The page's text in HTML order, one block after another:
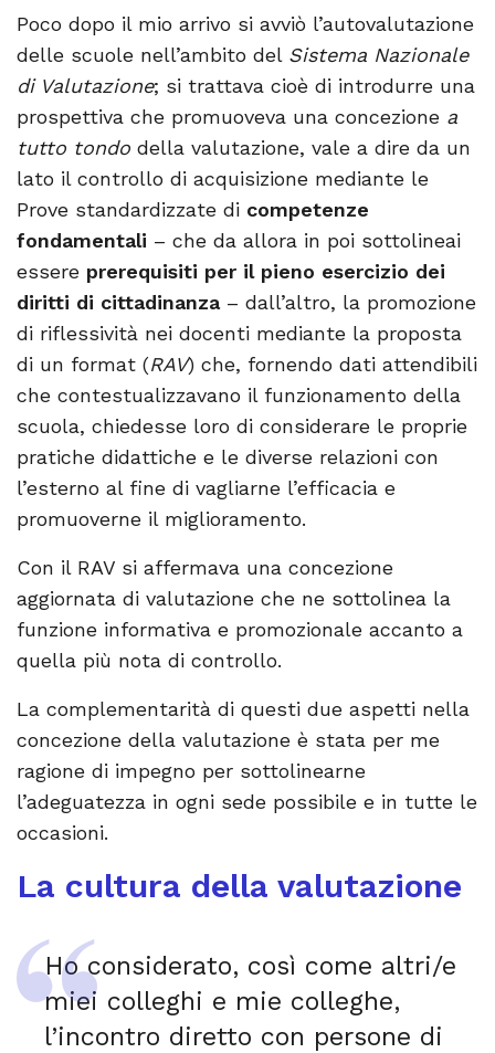
Poco dopo il mio arrivo si avviò l’autovalutazione
delle scuole nell’ambito del Sistema Nazionale
di Valutazione; si trattava cioè di introdurre una
prospettiva che promuoveva una concezione a
tutto tondo della valutazione, vale a dire da un
lato il controllo di acquisizione mediante le
Prove standardizzate di competenze
fondamentali – che da allora in poi sottolineai
essere prerequisiti per il pieno esercizio dei
diritti di cittadinanza– dall’altro, la promozione
di riflessività nei docenti mediante la proposta
di un format (RAV) che, fornendo dati attendibili
che contestualizzavano il funzionamento della
scuola, chiedesse loro di considerare le proprie
pratiche didattiche e le diverse relazioni con
l’esterno al fine di vagliarne l’efficacia e
promuoverne il miglioramento.
Con il RAV si affermava una concezione
aggiornata di valutazione che ne sottolinea la
funzione informativa e promozionale accanto a
quella più nota di controllo.
La complementarità di questi due aspetti nella
concezione della valutazione è stata per me
ragione di impegno per sottolinearne
l’adeguatezza in ogni sede possibile e in tutte le
occasioni.
La cultura della valutazione
Ho considerato, così come altri/e
miei colleghi e mie colleghe,
l’incontro diretto con persone di